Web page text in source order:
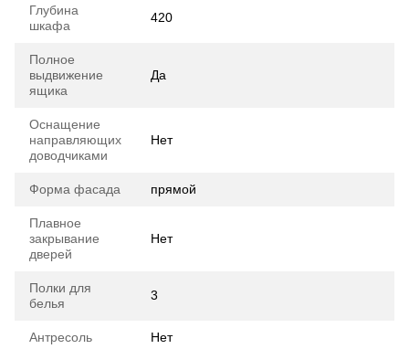
Глубина
шкафа
420
Полное
выдвижение
ящика
Да
Оснащение
направляющих
доводчиками
Нет
Форма фасада прямой
Плавное
закрывание
дверей
Нет
Полки для
белья
3
Антресоль Нет